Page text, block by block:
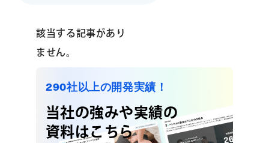
該当する記事があり
ません。
290社以上の開発実績！
当社の強みや実績の
資料はこちら